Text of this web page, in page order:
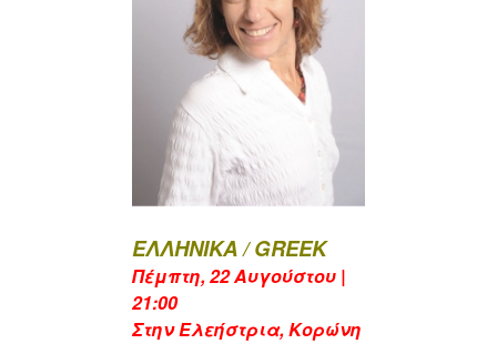
ΕΛΛΗΝΙΚΑ / GREEK
Πέμπτη, 22 Αυγούστου |
21:00
Στην Ελεήστρια, Κορώνη